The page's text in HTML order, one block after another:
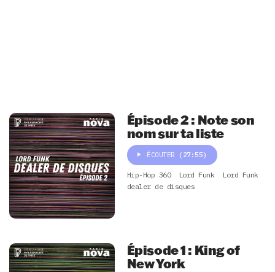
Épisode 2 : Note son
nom sur ta liste
ÉCOUTER (27:55)
Hip-Hop 360 Lord Funk
Lord Funk
dealer de disques
Épisode 1 : King of
New York